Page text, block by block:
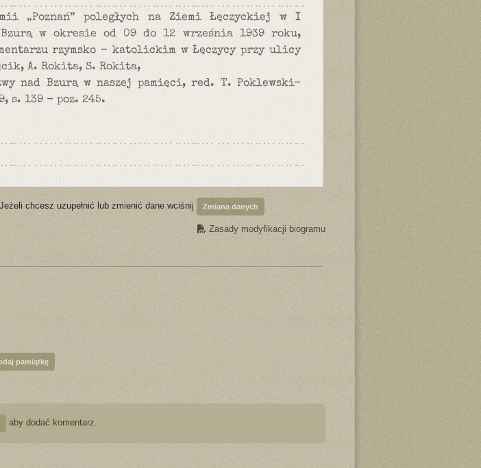
„Poznań” poległych na Ziemi Łęczyckiej w I
w okresie od 09 do 12 września 1939 roku,
rzymsko – katolickim w Łęczycy przy ulicy
A. Rokita, S. Rokita,
nad Bzurą w naszej pamięci, red. T. Poklewski-
s. 139 - poz. 245.
Jeżeli chcesz uzupełnić lub zmienić dane wciśnij Zmiana danych
Zasady modyfikacji biogramu
pamiątkę
aby dodać komentarz.